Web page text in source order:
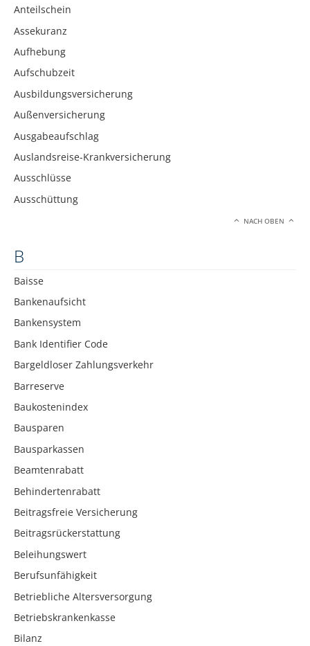
Anteilschein
Assekuranz
Aufhebung
Aufschubzeit
Ausbildungsversicherung
Außenversicherung
Ausgabeaufschlag
Auslandsreise-Krankversicherung
Ausschlüsse
Ausschüttung
NACH OBEN
B
Baisse
Bankenaufsicht
Bankensystem
Bank Identifier Code
Bargeldloser Zahlungsverkehr
Barreserve
Baukostenindex
Bausparen
Bausparkassen
Beamtenrabatt
Behindertenrabatt
Beitragsfreie Versicherung
Beitragsrückerstattung
Beleihungswert
Berufsunfähigkeit
Betriebliche Altersversorgung
Betriebskrankenkasse
Bilanz